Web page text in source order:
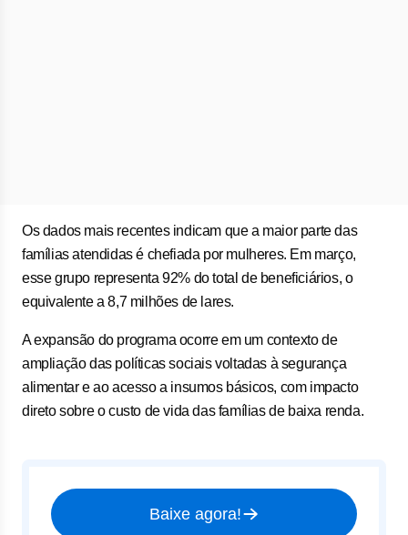
Os dados mais recentes indicam que a maior parte das
famílias atendidas é chefiada por mulheres. Em março,
esse grupo representa 92% do total de beneficiários, o
equivalente a 8,7 milhões de lares.
A expansão do programa ocorre em um contexto de
ampliação das políticas sociais voltadas à segurança
alimentar e ao acesso a insumos básicos, com impacto
direto sobre o custo de vida das famílias de baixa renda.
Baixe agora!